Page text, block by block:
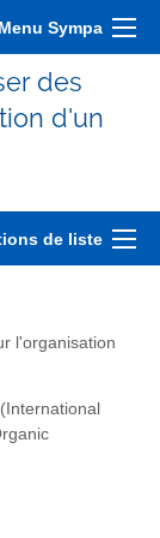
Menu Sympa
des
d'un
de liste
l'organisation